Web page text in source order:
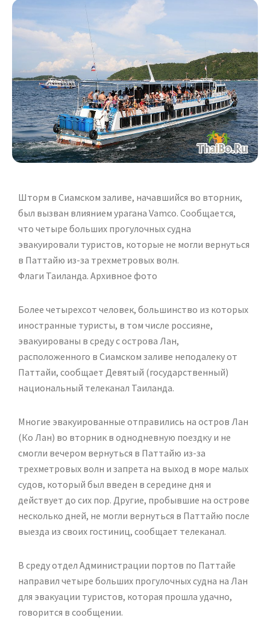
Шторм в Сиамском заливе, начавшийся во вторник,
был вызван влиянием урагана Vamco. Сообщается,
что четыре больших прогулочных судна
эвакуировали туристов, которые не могли вернуться
в Паттайю из-за трехметровых волн.
Флаги Таиланда. Архивное фото
Более четырехсот человек, большинство из которых
иностранные туристы, в том числе россияне,
эвакуированы в среду с острова Лан,
расположенного в Сиамском заливе неподалеку от
Паттайи, сообщает Девятый (государственный)
национальный телеканал Таиланда.
Многие эвакуированные отправились на остров Лан
(Ко Лан) во вторник в однодневную поездку и не
смогли вечером вернуться в Паттайю из-за
трехметровых волн и запрета на выход в море малых
судов, который был введен в середине дня и
действует до сих пор. Другие, пробывшие на острове
несколько дней, не могли вернуться в Паттайю после
выезда из своих гостиниц, сообщает телеканал.
В среду отдел Администрации портов по Паттайе
направил четыре больших прогулочных судна на Лан
для эвакуации туристов, которая прошла удачно,
говорится в сообщении.